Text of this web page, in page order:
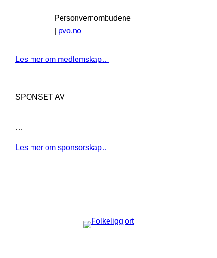
Personvernombudene
| pvo.no
Les mer om medlemskap…
SPONSET AV
…
Les mer om sponsorskap…